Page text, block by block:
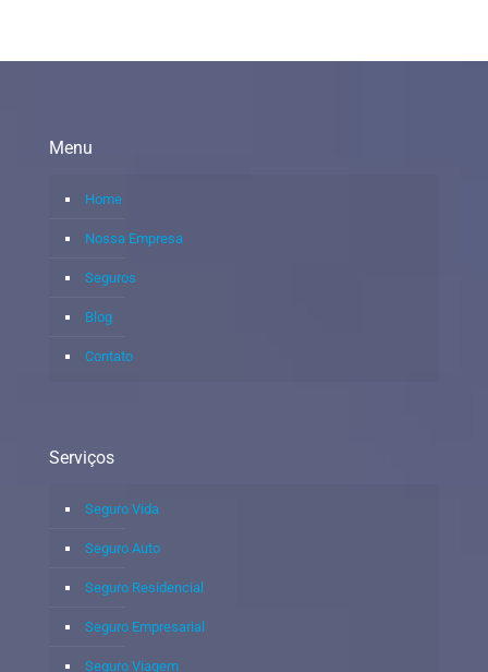
Menu
Home
Nossa Empresa
Seguros
Blog
Contato
Serviços
Seguro Vida
Seguro Auto
Seguro Residencial
Seguro Empresarial
Seguro Viagem